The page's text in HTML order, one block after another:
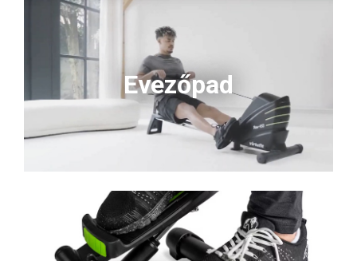
Evezőpad